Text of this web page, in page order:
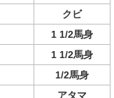
クビ
1 1/2馬身
1 1/2馬身
1/2馬身
アタマ